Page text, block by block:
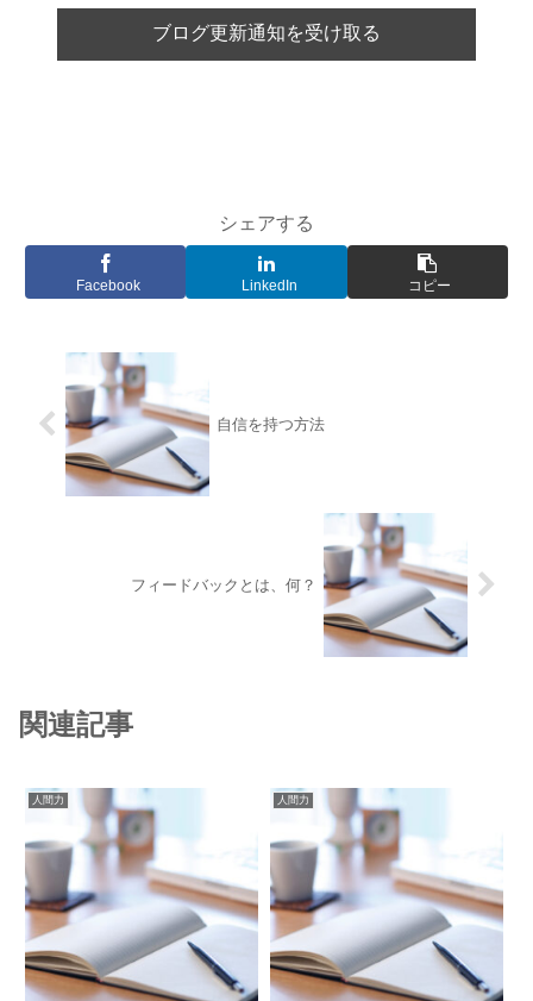
シェアする
Facebook LinkedIn コピー
自信を持つ方法
フィードバックとは、何？
関連記事
人間力 人間力